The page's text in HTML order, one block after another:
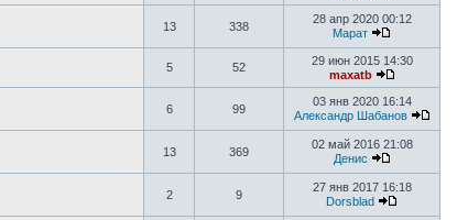
13 338
28 апр 2020 00:12
Марат
5 52
29 июн 2015 14:30
maxatb
6 99
03 янв 2020 16:14
Александр Шабанов
13 369
02 май 2016 21:08
Денис
2 9
27 янв 2017 16:18
Dorsblad